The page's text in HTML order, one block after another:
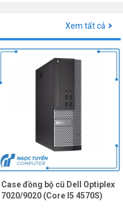
Xem tất cả
Case đồng bộ cũ Dell Optiplex
7020/9020 (Core I5 4570S)